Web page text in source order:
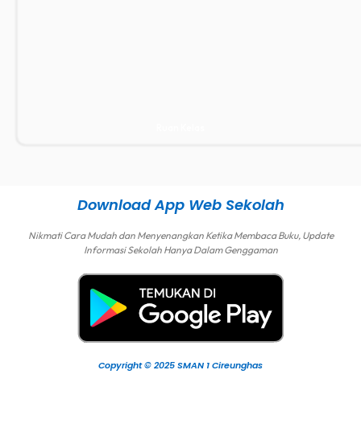
Download App Web Sekolah
Nikmati Cara Mudah dan Menyenangkan Ketika Membaca Buku, Update
Informasi Sekolah Hanya Dalam Genggaman
Copyright © 2025 SMAN 1 Cireunghas